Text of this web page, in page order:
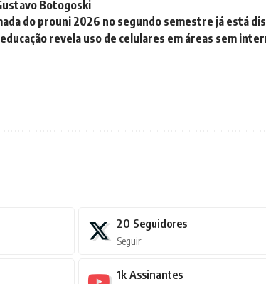
Botogoski
do prouni 2026 no segundo semestre já está
revela uso de celulares em áreas sem
20 Seguidores
Seguir
1k Assinantes